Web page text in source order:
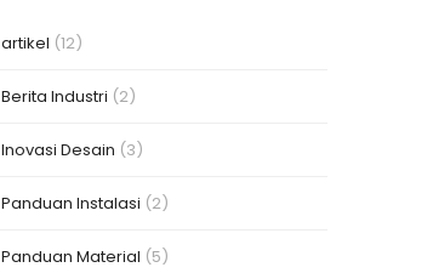
artikel (12)
Berita Industri (2)
Inovasi Desain (3)
Panduan Instalasi (2)
Panduan Material (5)